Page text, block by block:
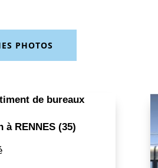
PHOTOS
de bureaux
à RENNES (35)